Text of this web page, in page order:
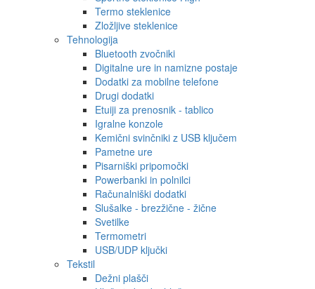
Termo steklenice
Zložljive steklenice
Tehnologija
Bluetooth zvočniki
Digitalne ure in namizne postaje
Dodatki za mobilne telefone
Drugi dodatki
Etuiji za prenosnik - tablico
Igralne konzole
Kemični svinčniki z USB ključem
Pametne ure
Pisarniški pripomočki
Powerbanki in polnilci
Računalniški dodatki
Slušalke - brezžične - žične
Svetilke
Termometri
USB/UDP ključki
Tekstil
Dežni plašči